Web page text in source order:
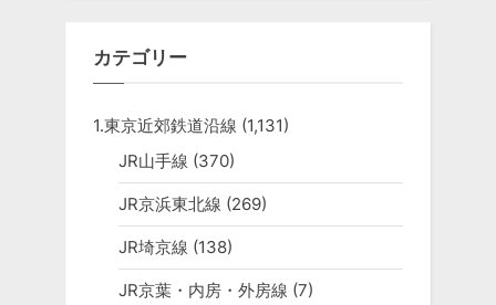
カテゴリー
1.東京近郊鉄道沿線 (1,131)
JR山手線 (370)
JR京浜東北線 (269)
JR埼京線 (138)
JR京葉・内房・外房線 (7)